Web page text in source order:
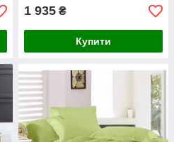
1 935 ₴
Купити